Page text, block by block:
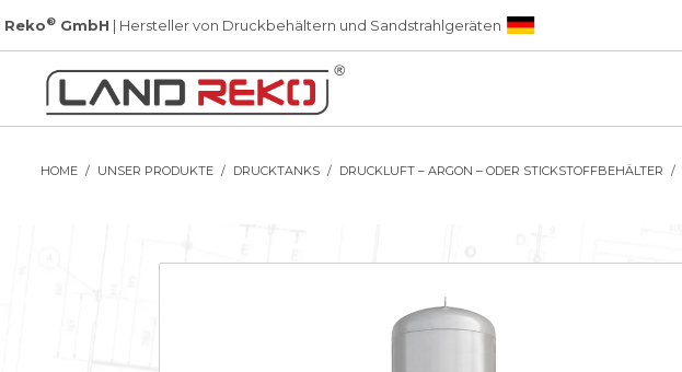
Reko® GmbH | Hersteller von Druckbehältern und Sandstrahlgeräten
HOME UNSER PRODUKTE DRUCKTANKS DRUCKLUFT – ARGON – ODER STICKSTOFFBEHÄLTER